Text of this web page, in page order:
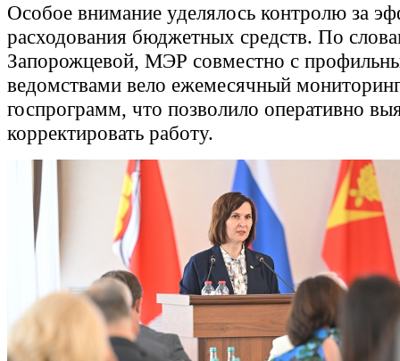
Особое внимание уделялось контролю за
расходования бюджетных средств. По
Запорожцевой, МЭР совместно с
ведомствами вело ежемесячный
госпрограмм, что позволило оперативно
корректировать работу.